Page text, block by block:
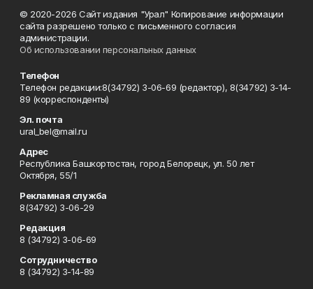
© 2020-2026 Сайт издания "Урал" Копирование информации
сайта разрешено только с письменного согласия
администрации.
Об использовании персональных данных
Телефон
Телефон редакции:8(34792) 3-06-69 (редактор), 8(34792) 3-14-
89 (корреспонденты)
Эл. почта
ural_bel@mail.ru
Адрес
Республика Башкортостан, город Белорецк, ул. 50 лет
Октября, 55/1
Рекламная служба
8(34792) 3-06-29
Редакция
8 (34792) 3-06-69
Сотрудничество
8 (34792) 3-14-89